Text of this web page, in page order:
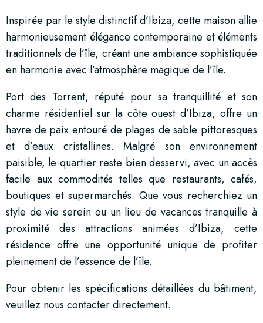
Inspirée par le style distinctif d’Ibiza, cette maison allie
harmonieusement élégance contemporaine et éléments
traditionnels de l’île, créant une ambiance sophistiquée
en harmonie avec l’atmosphère magique de l’île.
Port des Torrent, réputé pour sa tranquillité et son
charme résidentiel sur la côte ouest d’Ibiza, offre un
havre de paix entouré de plages de sable pittoresques
et d’eaux cristallines. Malgré son environnement
paisible, le quartier reste bien desservi, avec un accès
facile aux commodités telles que restaurants, cafés,
boutiques et supermarchés. Que vous recherchiez un
style de vie serein ou un lieu de vacances tranquille à
proximité des attractions animées d’Ibiza, cette
résidence offre une opportunité unique de profiter
pleinement de l’essence de l’île.
Pour obtenir les spécifications détaillées du bâtiment,
veuillez nous contacter directement.